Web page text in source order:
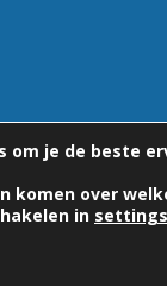
om je de beste
komen over
in settings